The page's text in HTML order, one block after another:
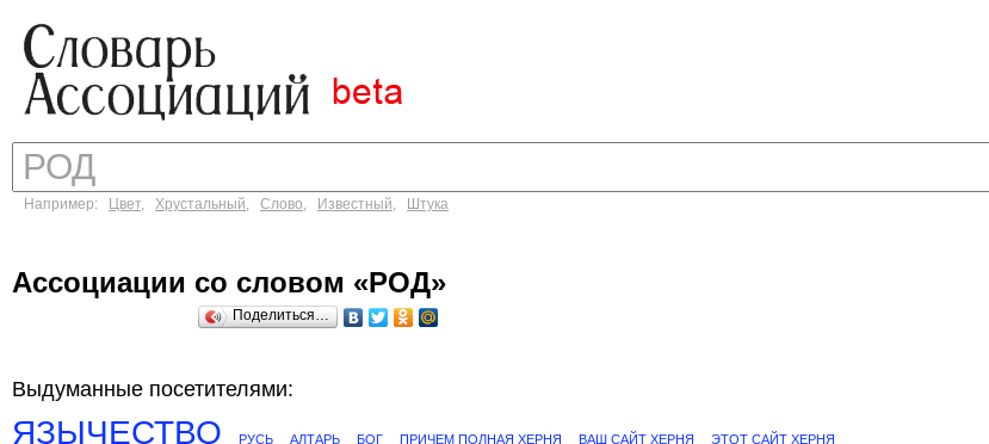
Например: Цвет, Хрустальный, Слово, Известный, Штука
Ассоциации со словом «РОД»
Поделиться…
Выдуманные посетителями:
ЯЗЫЧЕСТВО РУСЬ АЛТАРЬ БОГ ПРИЧЕМ ПОЛНАЯ ХЕРНЯ ВАШ САЙТ ХЕРНЯ ЭТОТ САЙТ ХЕРНЯ